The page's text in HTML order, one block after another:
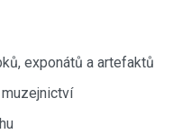
exponátů a artefaktů